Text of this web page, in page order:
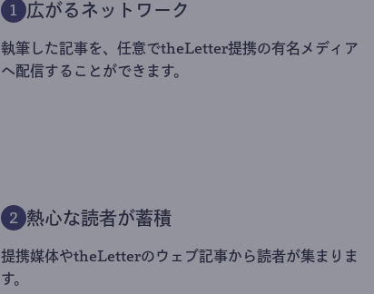
1 広がるネットワーク
執筆した記事を、任意でtheLetter提携の有名メディア
へ配信することができます。
2 熱心な読者が蓄積
提携媒体やtheLetterのウェブ記事から読者が集まりま
す。